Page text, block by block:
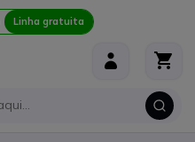
Linha gratuita